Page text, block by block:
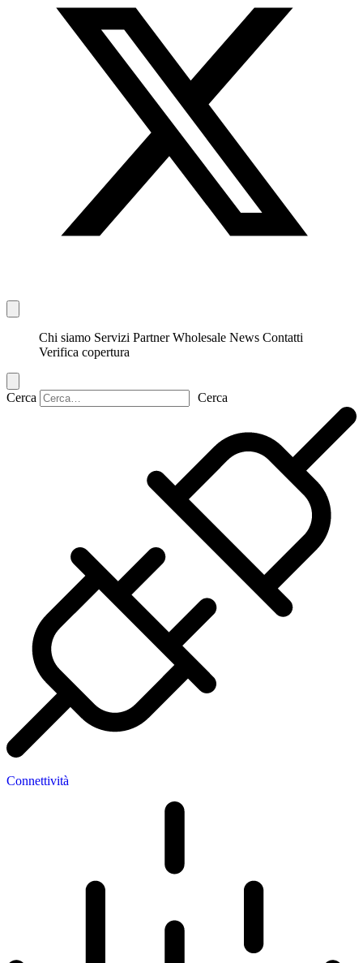
Chi siamo Servizi Partner Wholesale News Contatti
Verifica copertura
Cerca Cerca
Connettività